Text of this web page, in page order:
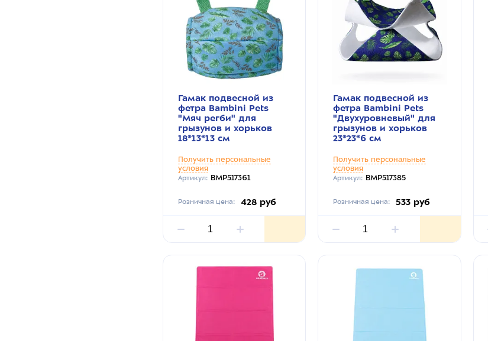
Гамак подвесной из
фетра Bambini Pets
"Мяч регби" для
грызунов и хорьков
18*13*13 см
Получить персональные
условия
Артикул: BMP517361
Розничная цена: 428 руб
Гамак подвесной из
фетра Bambini Pets
"Двухуровневый" для
грызунов и хорьков
23*23*6 см
Получить персональные
условия
Артикул: BMP517385
Розничная цена: 533 руб